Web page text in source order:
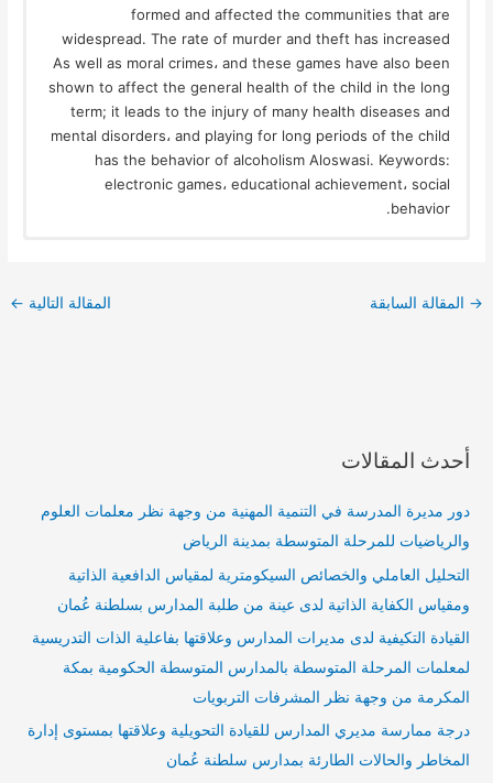
formed and affected the communities that are
widespread. The rate of murder and theft has increased
As well as moral crimes، and these games have also been
shown to affect the general health of the child in the long
term; it leads to the injury of many health diseases and
mental disorders، and playing for long periods of the child
has the behavior of alcoholism Aloswasi. Keywords:
electronic games، educational achievement، social
behavior.
→ المقالة السابقة المقالة التالية ←
أحدث المقالات
دور مديرة المدرسة في التنمية المهنية من وجهة نظر معلمات العلوم
والرياضيات للمرحلة المتوسطة بمدينة الرياض
التحليل العاملي والخصائص السيكومترية لمقياس الدافعية الذاتية
ومقياس الكفاية الذاتية لدى عينة من طلبة المدارس بسلطنة عُمان
القيادة التكيفية لدى مديرات المدارس وعلاقتها بفاعلية الذات التدريسية
لمعلمات المرحلة المتوسطة بالمدارس المتوسطة الحكومية بمكة
المكرمة من وجهة نظر المشرفات التربويات
درجة ممارسة مديري المدارس للقيادة التحويلية وعلاقتها بمستوى إدارة
المخاطر والحالات الطارئة بمدارس سلطنة عُمان